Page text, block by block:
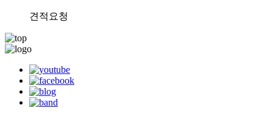
견적요청